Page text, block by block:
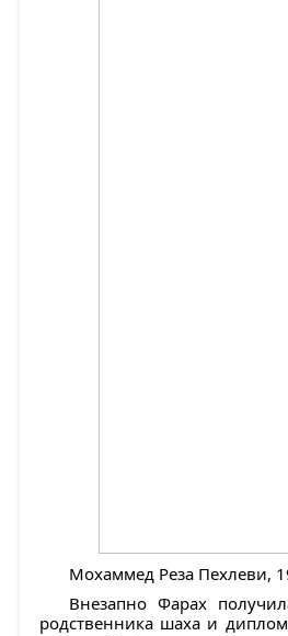
Мохаммед Реза Пехлеви,
Внезапно Фарах
родственника шаха и